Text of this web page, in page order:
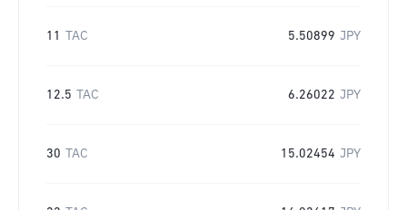
11 TAC 5.50899 JPY
12.5 TAC 6.26022 JPY
30 TAC 15.02454 JPY